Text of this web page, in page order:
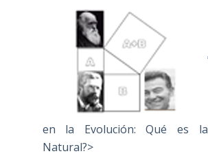
en la Evolución: Qué es la
Natural?>